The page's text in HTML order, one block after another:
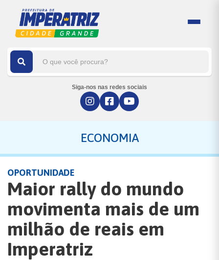
Siga-nos nas redes sociais
ECONOMIA
OPORTUNIDADE
Maior rally do mundo
movimenta mais de um
milhão de reais em
Imperatriz